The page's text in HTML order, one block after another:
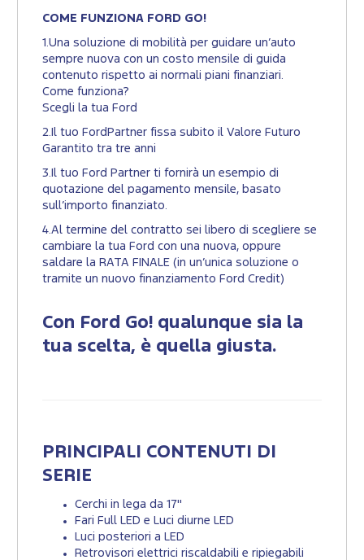
COME FUNZIONA FORD GO!
1.Una soluzione di mobilità per guidare un’auto
sempre nuova con un costo mensile di guida
contenuto rispetto ai normali piani finanziari.
Come funziona?
Scegli la tua Ford
2.Il tuo FordPartner fissa subito il Valore Futuro
Garantito tra tre anni
3.Il tuo Ford Partner ti fornirà un esempio di
quotazione del pagamento mensile, basato
sull’importo finanziato.
4.Al termine del contratto sei libero di scegliere se
cambiare la tua Ford con una nuova, oppure
saldare la RATA FINALE (in un’unica soluzione o
tramite un nuovo finanziamento Ford Credit)
Con Ford Go! qualunque sia la
tua scelta, è quella giusta.
PRINCIPALI CONTENUTI DI
SERIE
Cerchi in lega da 17"
Fari Full LED e Luci diurne LED
Luci posteriori a LED
Retrovisori elettrici riscaldabili e ripiegabili